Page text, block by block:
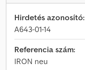
Hirdetés azonosító:
A643-01-14
Referencia szám:
IRON neu